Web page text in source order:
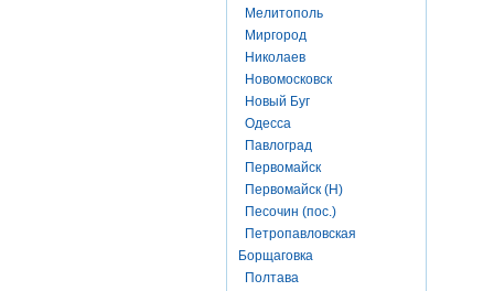
Мелитополь
Миргород
Николаев
Новомосковск
Новый Буг
Одесса
Павлоград
Первомайск
Первомайск (Н)
Песочин (пос.)
Петропавловская
Борщаговка
Полтава